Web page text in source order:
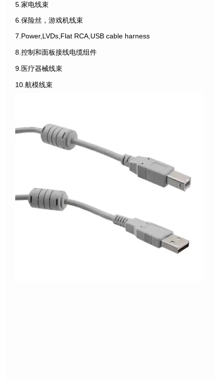
5.家电线束
6.保险丝，游戏机线束
7.Power,LVDs,Flat RCA,USB cable harness
8.控制和面板接线电缆组件
9.医疗器械线束
10.航模线束